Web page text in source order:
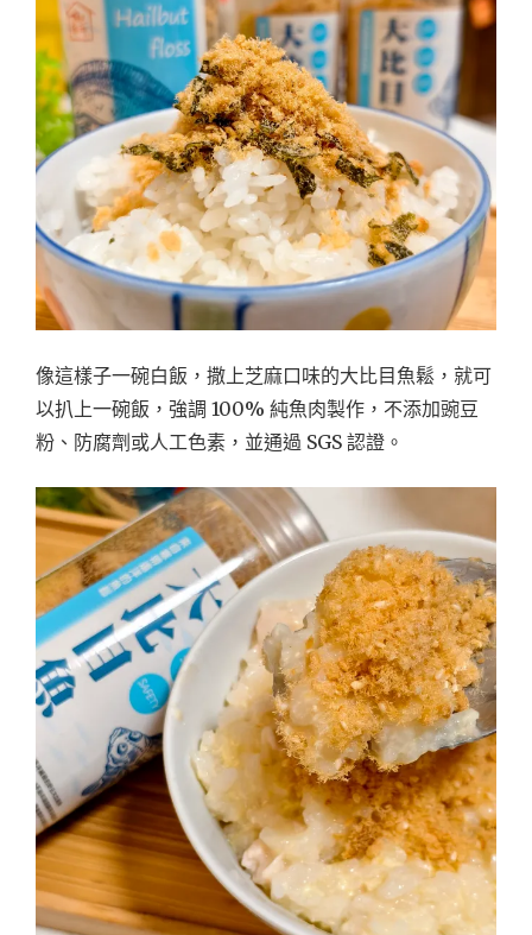
像這樣子一碗白飯，撒上芝麻口味的大比目魚鬆，就可
以扒上一碗飯，強調 100% 純魚肉製作，不添加豌豆
粉、防腐劑或人工色素，並通過 SGS 認證。